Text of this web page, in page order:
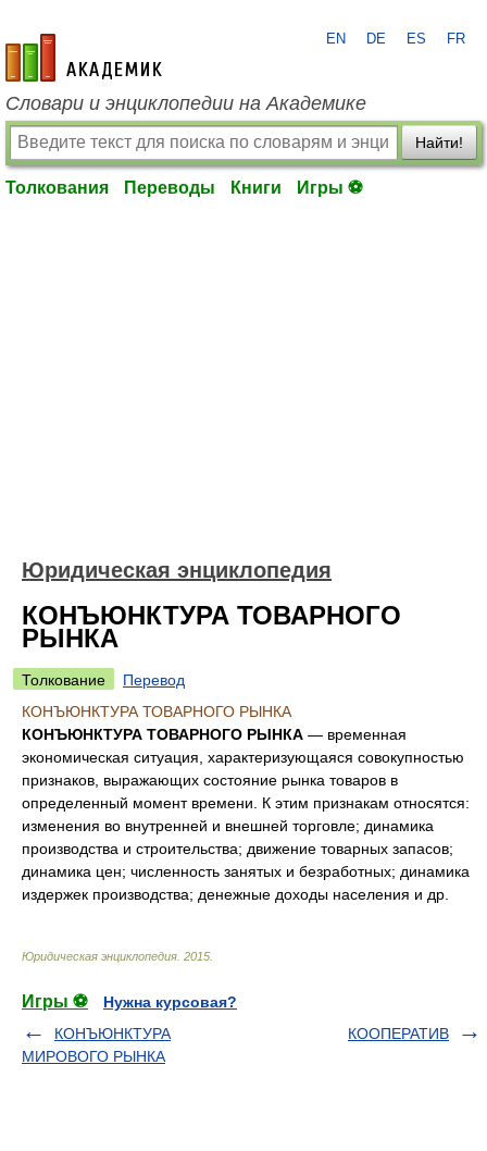
academic.ru
EN DE ES FR
Словари и энциклопедии на Академике
Найти!
Толкования Переводы Книги Игры ⚽
Юридическая энциклопедия
КОНЪЮНКТУРА ТОВАРНОГО
РЫНКА
Толкование
Перевод
КОНЪЮНКТУРА ТОВАРНОГО РЫНКА
КОНЪЮНКТУРА ТОВАРНОГО РЫНКА — временная
экономическая ситуация, характеризующаяся совокупностью
признаков, выражающих состояние рынка товаров в
определенный момент времени. К этим признакам относятся:
изменения во внутренней и внешней торговле; динамика
производства и строительства; движение товарных запасов;
динамика цен; численность занятых и безработных; динамика
издержек производства; денежные доходы населения и др.
Юридическая энциклопедия 2015
Игры ⚽
Нужна курсовая?
КОНЪЮНКТУРА
МИРОВОГО РЫНКА
КООПЕРАТИВ